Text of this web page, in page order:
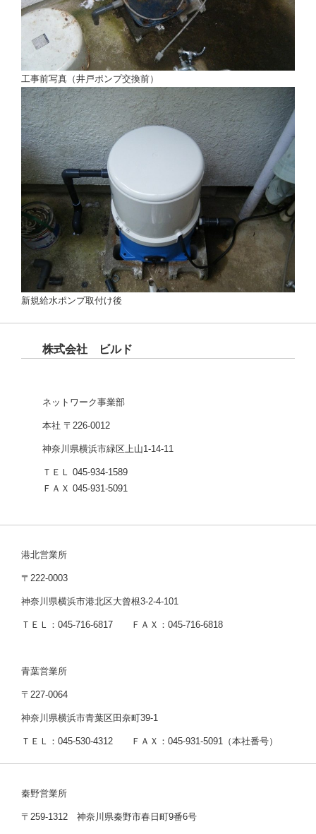
工事前写真（井戸ポンプ交換前）
新規給水ポンプ取付け後
株式会社 ビルド
ネットワーク事業部
本社 〒226-0012
神奈川県横浜市緑区上山1-14-11
ＴＥＬ 045-934-1589
ＦＡＸ 045-931-5091
港北営業所
〒222-0003
神奈川県横浜市港北区大曾根3-2-4-101
ＴＥＬ：045-716-6817 ＦＡＸ：045-716-6818
青葉営業所
〒227-0064
神奈川県横浜市青葉区田奈町39-1
ＴＥＬ：045-530-4312 ＦＡＸ：045-931-5091（本社番号）
秦野営業所
〒259-1312 神奈川県秦野市春日町9番6号